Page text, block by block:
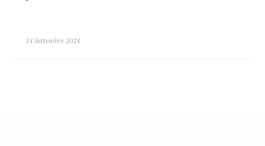
14 Settembre 2024